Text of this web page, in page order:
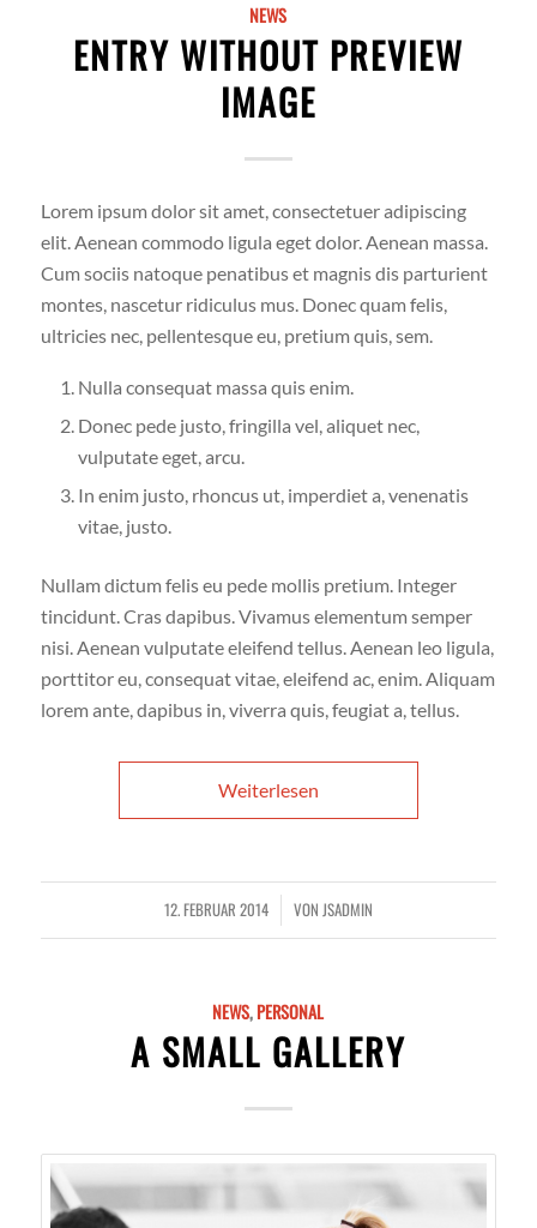
NEWS
ENTRY WITHOUT PREVIEW
IMAGE
Lorem ipsum dolor sit amet, consectetuer adipiscing
elit. Aenean commodo ligula eget dolor. Aenean massa.
Cum sociis natoque penatibus et magnis dis parturient
montes, nascetur ridiculus mus. Donec quam felis,
ultricies nec, pellentesque eu, pretium quis, sem.
Nulla consequat massa quis enim.
Donec pede justo, fringilla vel, aliquet nec,
vulputate eget, arcu.
In enim justo, rhoncus ut, imperdiet a, venenatis
vitae, justo.
Nullam dictum felis eu pede mollis pretium. Integer
tincidunt. Cras dapibus. Vivamus elementum semper
nisi. Aenean vulputate eleifend tellus. Aenean leo ligula,
porttitor eu, consequat vitae, eleifend ac, enim. Aliquam
lorem ante, dapibus in, viverra quis, feugiat a, tellus.
Weiterlesen
12. FEBRUAR 2014
/ VON JSADMIN
NEWS,PERSONAL
A SMALL GALLERY